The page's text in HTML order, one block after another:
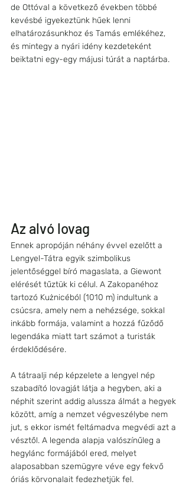
de Ottóval a következő években többé
kevésbé igyekeztünk hűek lenni
elhatározásunkhoz és Tamás emlékéhez,
és mintegy a nyári idény kezdeteként
beiktatni egy-egy májusi túrát a naptárba.
Az alvó lovag
Ennek apropóján néhány évvel ezelőtt a
Lengyel-Tátra egyik szimbolikus
jelentőséggel bíró magaslata, a Giewont
elérését tűztük ki célul. A Zakopanéhoz
tartozó Kużnicéból (1010 m) indultunk a
csúcsra, amely nem a nehézsége, sokkal
inkább formája, valamint a hozzá fűződő
legendáka miatt tart számot a turisták
érdeklődésére.
A tátraalji nép képzelete a lengyel nép
szabadító lovagját látja a hegyben, aki a
néphit szerint addig alussza álmát a hegyek
között, amíg a nemzet végveszélybe nem
jut, s ekkor ismét feltámadva megvédi azt a
vésztől. A legenda alapja valószínűleg a
hegylánc formájából ered, melyet
alaposabban szemügyre véve egy fekvő
óriás körvonalait fedezhetjük fel.